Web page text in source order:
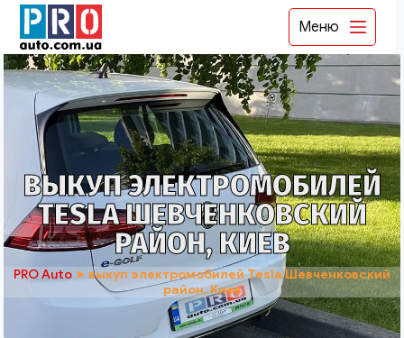
Меню
ВЫКУП ЭЛЕКТРОМОБИЛЕЙ
TESLA ШЕВЧЕНКОВСКИЙ
РАЙОН, КИЕВ
PRO Auto ➤ выкуп электромобилей Tesla Шевченковский
район, Киев